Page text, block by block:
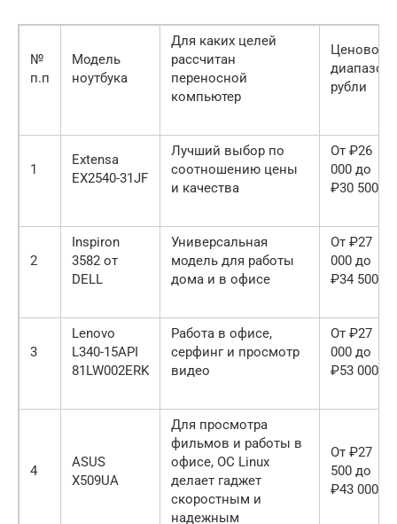
№
п.п
Модель
ноутбука
Для каких целей
рассчитан
переносной
компьютер
Ценовой
диапазон,
рубли
1
Extensa
EX2540-31JF
Лучший выбор по
соотношению цены
и качества
От ₽26
000 до
₽30 500
2
Inspiron
3582 от
DELL
Универсальная
модель для работы
дома и в офисе
От ₽27
000 до
₽34 500
3
Lenovo
L340-15API
81LW002ERK
Работа в офисе,
серфинг и просмотр
видео
От ₽27
000 до
₽53 000
4
ASUS
X509UA
Для просмотра
фильмов и работы в
офисе, ОС Linux
делает гаджет
скоростным и
надежным
От ₽27
500 до
₽43 000